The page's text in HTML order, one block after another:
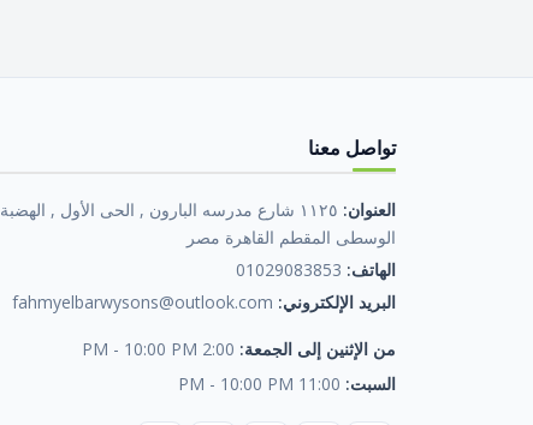
تواصل معنا
العنوان:
١١٢٥ شارع مدرسه البارون , الحى الأول , الهضبة
الوسطى المقطم القاهرة مصر
الهاتف: 01029083853
البريد الإلكتروني: fahmyelbarwysons@outlook.com
من الإثنين إلى الجمعة: 2:00 PM - 10:00 PM
السبت: 11:00 PM - 10:00 PM